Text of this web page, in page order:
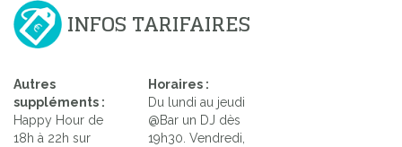
INFOS TARIFAIRES
Autres
suppléments :
Happy Hour de
18h à 22h sur
Horaires :
Du lundi au jeudi
@Bar un DJ dès
19h30. Vendredi,